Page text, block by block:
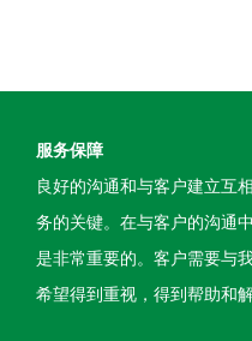
服务保障
良好的沟通和与客户建立互
务的关键。在与客户的沟通
是非常重要的。客户需要与
希望得到重视，得到帮助和解